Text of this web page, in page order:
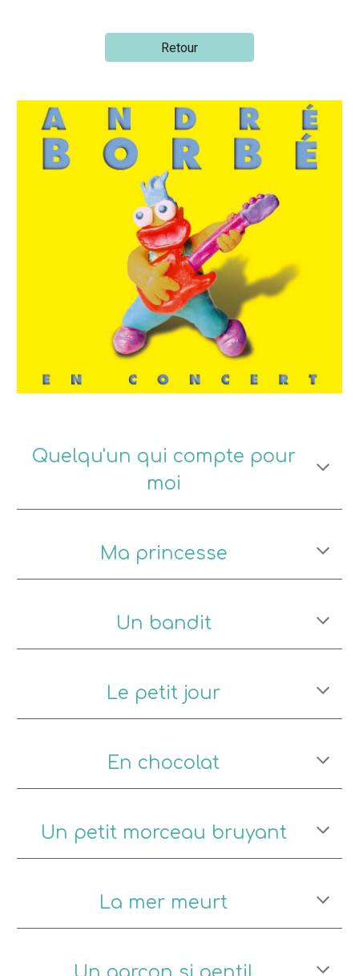
Retour
Quelqu'un qui compte pour
moi
Ma princesse
Un bandit
Le petit jour
En chocolat
Un petit morceau bruyant
La mer meurt